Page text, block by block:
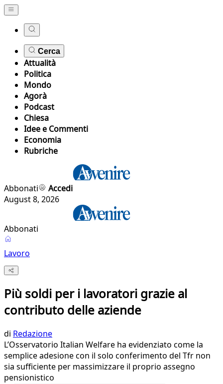
Cerca
Attualità
Politica
Mondo
Agorà
Podcast
Chiesa
Idee e Commenti
Economia
Rubriche
Abbonati
Accedi
August 8, 2026
Abbonati
Lavoro
Più soldi per i lavoratori grazie al
contributo delle aziende
di Redazione
L’Osservatorio Italian Welfare ha evidenziato come la
semplice adesione con il solo conferimento del Tfr non
sia sufficiente per massimizzare il proprio assegno
pensionistico